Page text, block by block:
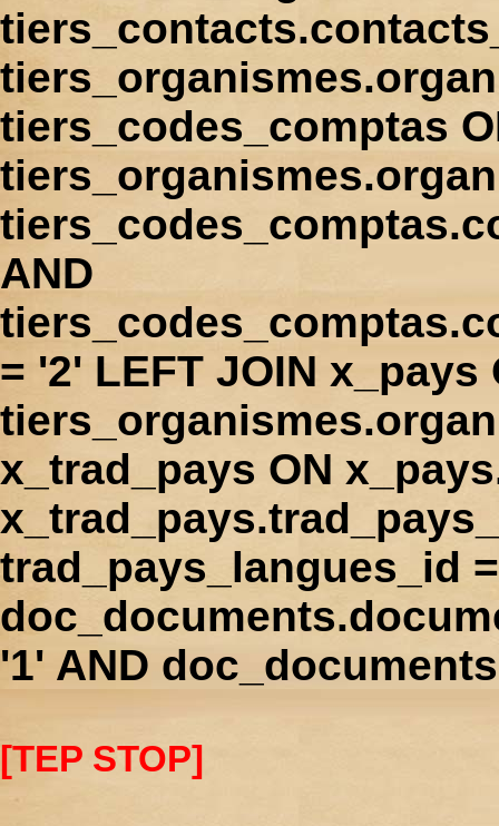
tiers_codes_comptas
AND
= '2' LEFT JOIN
x_trad_pays ON
trad_pays_langues_id
'1' AND
[TEP STOP]